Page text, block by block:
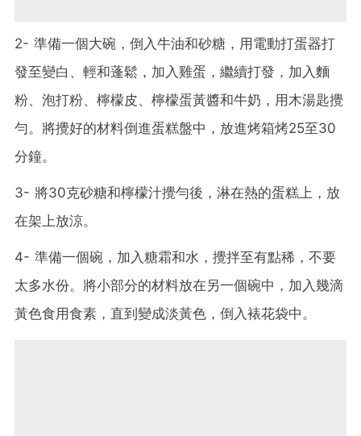
2- 準備一個大碗，倒入牛油和砂糖，用電動打蛋器打
發至變白、輕和蓬鬆，加入雞蛋，繼續打發，加入麵
粉、泡打粉、檸檬皮、檸檬蛋黃醬和牛奶，用木湯匙攪
勻。將攪好的材料倒進蛋糕盤中，放進烤箱烤25至30
分鐘。
3- 將30克砂糖和檸檬汁攪勻後，淋在熱的蛋糕上，放
在架上放涼。
4- 準備一個碗，加入糖霜和水，攪拌至有點稀，不要
太多水份。將小部分的材料放在另一個碗中，加入幾滴
黃色食用食素，直到變成淡黃色，倒入裱花袋中。